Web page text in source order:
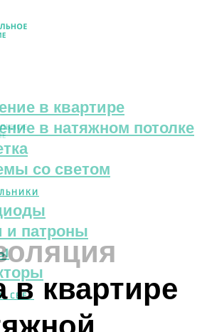
в квартире
в натяжном потолке
со светом
и патроны
СВЕТ
в квартире